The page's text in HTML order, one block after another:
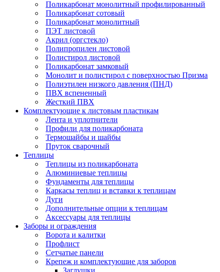
Поликарбонат монолитный профилированный
Поликарбонат сотовый
Поликарбонат монолитный
ПЭТ листовой
Акрил (оргстекло)
Полипропилен листовой
Полистирол листовой
Поликарбонат замковый
Монолит и полистирол с поверхностью Призма
Полиэтилен низкого давления (ПНД)
ПВХ вспененный
Жесткий ПВХ
Комплектующие к листовым пластикам
Лента и уплотнители
Профили для поликарбоната
Термошайбы и шайбы
Пруток сварочный
Теплицы
Теплицы из поликарбоната
Алюминиевые теплицы
Фундаменты для теплицы
Каркасы теплиц и вставки к теплицам
Дуги
Дополнительные опции к теплицам
Аксессуары для теплицы
Заборы и ограждения
Ворота и калитки
Профлист
Сетчатые панели
Крепеж и комплектующие для заборов
Заглушки